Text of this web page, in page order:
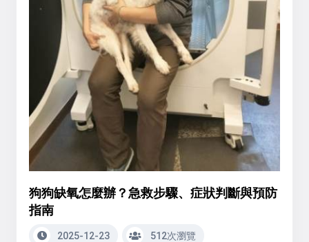
狗狗缺氧怎麼辦？急救步驟、症狀判斷與預防
指南
2025-12-23 512次瀏覽